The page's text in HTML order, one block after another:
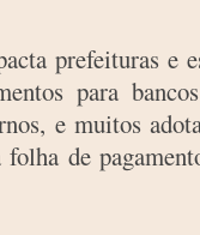
prefeituras e
para
e muitos
de